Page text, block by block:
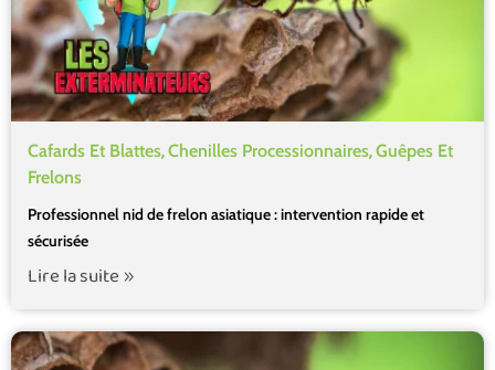
Cafards Et Blattes,Chenilles Processionnaires,Guêpes Et
Frelons
Professionnel nid de frelon asiatique : intervention rapide et
sécurisée
Lire la suite